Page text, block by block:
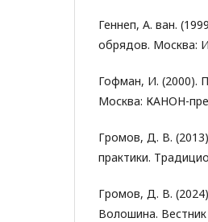
Геннеп, А. ван.
обрядов. Москва:
Гофман, И. (2000).
Москва: КАНОН-
Громов, Д. В.
практики.
Громов, Д. В.
Волошина.